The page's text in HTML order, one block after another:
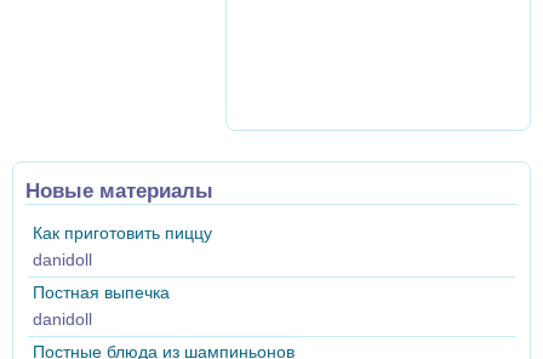
Новые материалы
Как приготовить пиццу
danidoll
Постная выпечка
danidoll
Постные блюда из шампиньонов